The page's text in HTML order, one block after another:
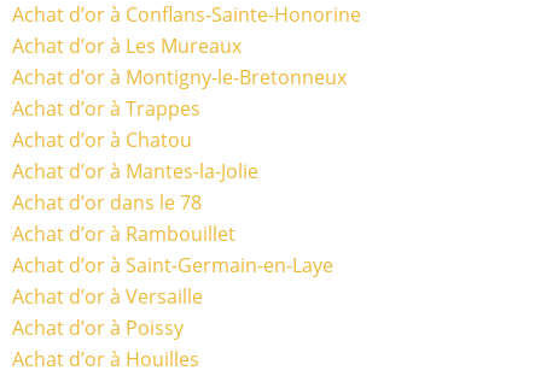
Achat d’or à Conflans-Sainte-Honorine
Achat d’or à Les Mureaux
Achat d’or à Montigny-le-Bretonneux
Achat d’or à Trappes
Achat d’or à Chatou
Achat d’or à Mantes-la-Jolie
Achat d’or dans le 78
Achat d’or à Rambouillet
Achat d’or à Saint-Germain-en-Laye
Achat d’or à Versaille
Achat d’or à Poissy
Achat d’or à Houilles